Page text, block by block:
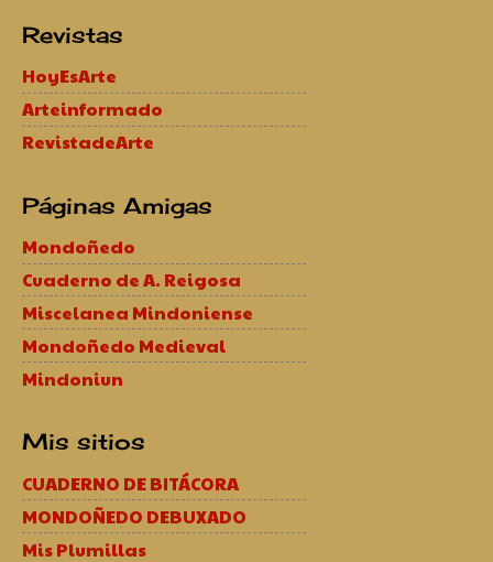
Revistas
HoyEsArte
Arteinformado
RevistadeArte
Páginas Amigas
Mondoñedo
Cuaderno de A. Reigosa
Miscelanea Mindoniense
Mondoñedo Medieval
Mindoniun
Mis sitios
CUADERNO DE BITÁCORA
MONDOÑEDO DEBUXADO
Mis Plumillas